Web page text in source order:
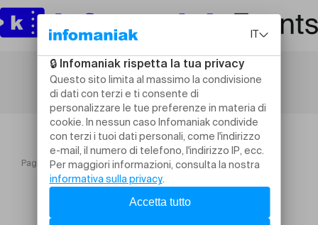
Pagina iniziale Forum Entreprendre pour Régénérer 2026